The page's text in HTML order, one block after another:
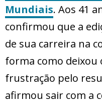
Mundiais. Aos 41
confirmou que a
de sua carreira na
forma como deixou
frustração pelo
afirmou sair com a